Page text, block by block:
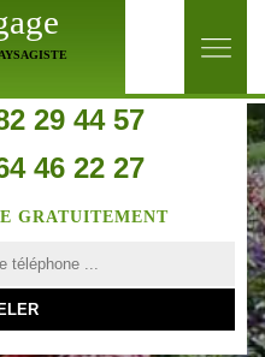
29 44 57
46 22 27
GRATUITEMENT